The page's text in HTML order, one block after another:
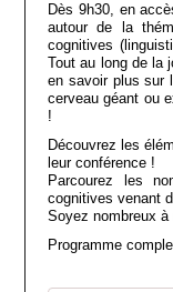
Dès 9h30, en
autour de la
cognitives
Tout au long de la
en savoir plus sur
cerveau géant ou
!
Découvrez les
leur conférence !
Parcourez les
cognitives venant
Soyez nombreux à
Programme